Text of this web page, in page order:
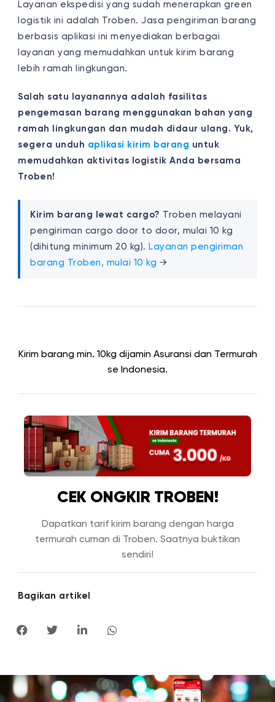
Layanan ekspedisi yang sudah menerapkan green
logistik ini adalah Troben. Jasa pengiriman barang
berbasis aplikasi ini menyediakan berbagai
layanan yang memudahkan untuk kirim barang
lebih ramah lingkungan.
Salah satu layanannya adalah fasilitas
pengemasan barang menggunakan bahan yang
ramah lingkungan dan mudah didaur ulang. Yuk,
segera unduh aplikasi kirim barang untuk
memudahkan aktivitas logistik Anda bersama
Troben!
Kirim barang lewat cargo? Troben melayani
pengiriman cargo door to door, mulai 10 kg
(dihitung minimum 20 kg). Layanan pengiriman
barang Troben, mulai 10 kg →
Kirim barang min. 10kg dijamin Asuransi dan Termurah
se Indonesia.
CEK ONGKIR TROBEN!
Dapatkan tarif kirim barang dengan harga
termurah cuman di Troben. Saatnya buktikan
sendiri!
Bagikan artikel